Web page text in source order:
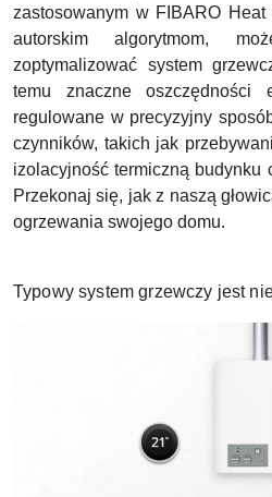
zastosowanym w FIBARO
autorskim algorytmom,
zoptymalizować system
temu znaczne oszczędności
regulowane w precyzyjny
czynników, takich jak
izolacyjność termiczną budynku
Przekonaj się, jak z naszą
ogrzewania swojego domu.
Typowy system grzewczy jest